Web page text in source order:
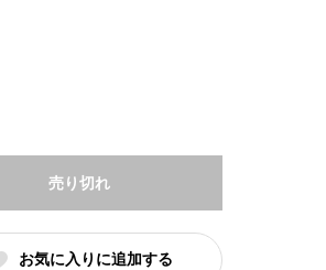
売り切れ
お気に入りに追加する